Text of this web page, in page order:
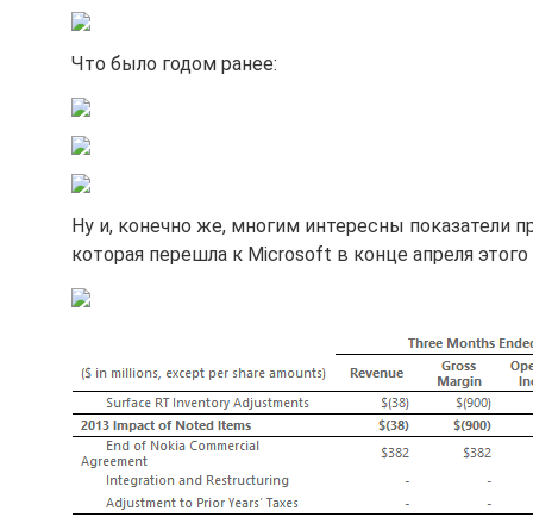
Что было годом ранее:
Ну и, конечно же, многим интересны показатели
которая перешла к Microsoft в конце апреля